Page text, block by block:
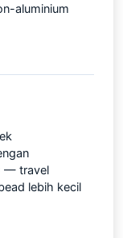
aluminium
— travel
lebih kecil